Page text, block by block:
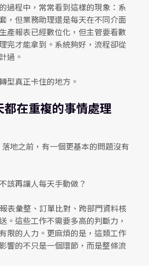
過程中，常常看到這樣的現象：系
，但業務助理還是每天在不同介面
產報表已經數位化，但主管要看數
完才能拿到。系統夠好，流程卻從
過。
型真正卡住的地方。
都在重複的事情處理
地之前，有一個更基本的問題沒有
該再讓人每天手動做？
表彙整、訂單比對、跨部門資料核
。這些工作不需要多高的判斷力，
限的人力。更麻煩的是，這類工作
響的不只是一個環節，而是整條流